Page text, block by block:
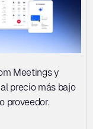
Meetings y
precio más bajo
proveedor.